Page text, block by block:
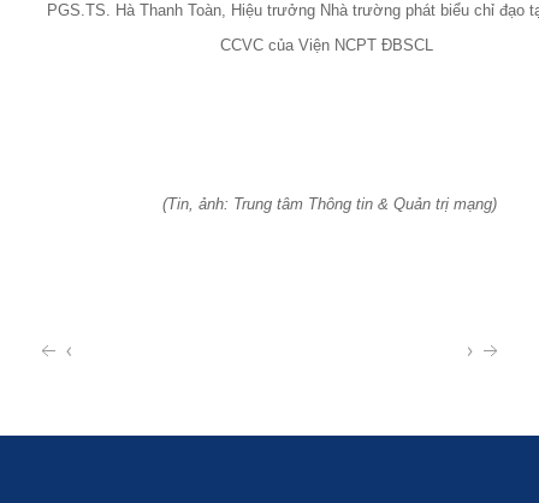
PGS.TS. Hà Thanh Toàn, Hiệu trưởng Nhà trường phát biểu chỉ đạo
CCVC của Viện NCPT ĐBSCL
(Tin, ảnh: Trung tâm Thông tin & Quản trị mạng)
‹ ›